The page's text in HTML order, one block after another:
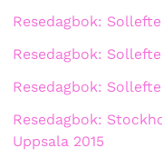
Resedagbok:
Resedagbok:
Resedagbok:
Resedagbok:
Uppsala 2015